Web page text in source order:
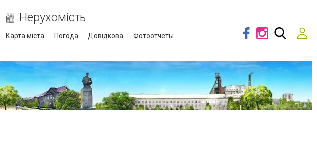
Нерухомість
Карта міста Погода Довідкова
Фотоотчеты